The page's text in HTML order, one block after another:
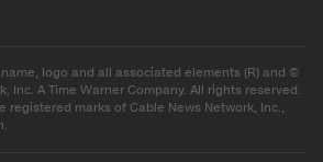
logo and all associated elements (R) and ©
Inc. A Time Warner Company. All rights reserved.
registered marks of Cable News Network, Inc.,